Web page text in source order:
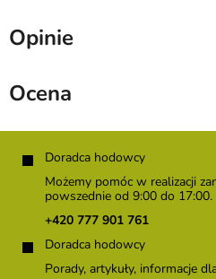
Opinie
Ocena
Doradca hodowcy
Możemy pomóc w realizacji
powszednie od 9:00 do 17:00.
+420 777 901 761
Doradca hodowcy
Porady, artykuły, informacje